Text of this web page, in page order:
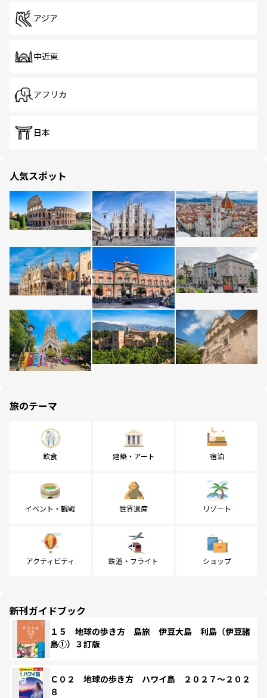
アジア
中近東
アフリカ
日本
人気スポット
旅のテーマ
飲食 建築・アート 宿泊
イベント・観戦 世界遺産 リゾート
アクティビティ 鉄道・フライト ショップ
新刊ガイドブック
１５ 地球の歩き方 島旅 伊豆大島 利島（伊豆諸
島①）３訂版
Ｃ０２ 地球の歩き方 ハワイ島 ２０２７～２０２
８